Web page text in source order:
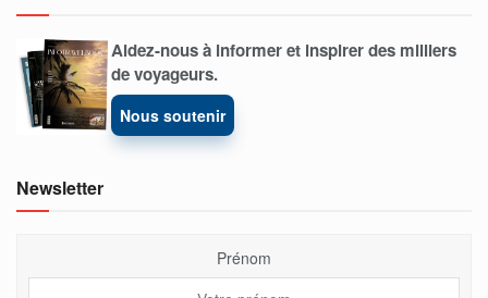
Aidez-nous à informer et inspirer des milliers
de voyageurs.
Nous soutenir
Newsletter
Prénom